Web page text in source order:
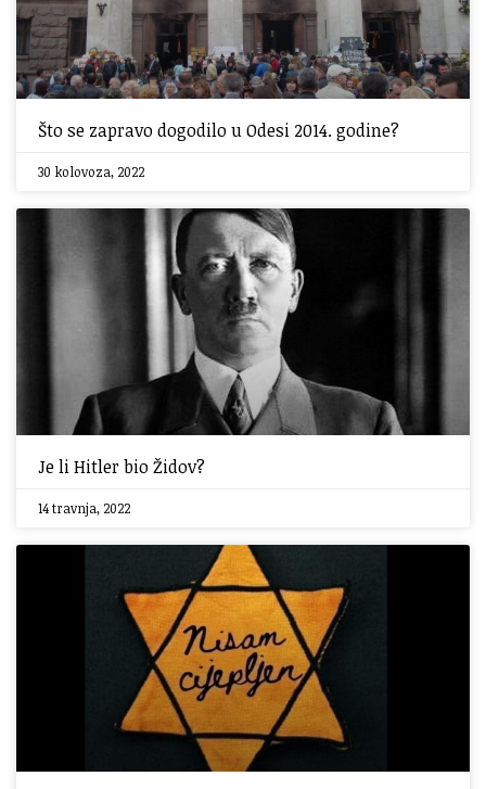
Što se zapravo dogodilo u Odesi 2014. godine?
30 kolovoza, 2022
Je li Hitler bio Židov?
14 travnja, 2022